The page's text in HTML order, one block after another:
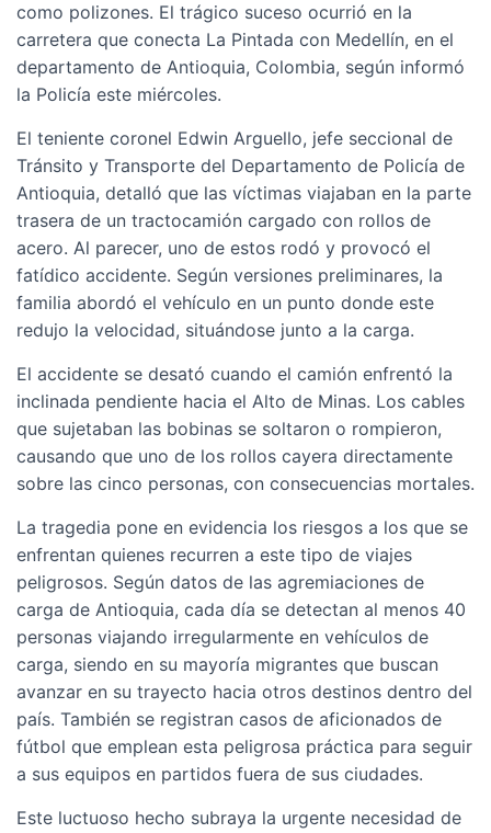
como polizones. El trágico suceso ocurrió en la
carretera que conecta La Pintada con Medellín, en el
departamento de Antioquia, Colombia, según informó
la Policía este miércoles.
El teniente coronel Edwin Arguello, jefe seccional de
Tránsito y Transporte del Departamento de Policía de
Antioquia, detalló que las víctimas viajaban en la parte
trasera de un tractocamión cargado con rollos de
acero. Al parecer, uno de estos rodó y provocó el
fatídico accidente. Según versiones preliminares, la
familia abordó el vehículo en un punto donde este
redujo la velocidad, situándose junto a la carga.
El accidente se desató cuando el camión enfrentó la
inclinada pendiente hacia el Alto de Minas. Los cables
que sujetaban las bobinas se soltaron o rompieron,
causando que uno de los rollos cayera directamente
sobre las cinco personas, con consecuencias mortales.
La tragedia pone en evidencia los riesgos a los que se
enfrentan quienes recurren a este tipo de viajes
peligrosos. Según datos de las agremiaciones de
carga de Antioquia, cada día se detectan al menos 40
personas viajando irregularmente en vehículos de
carga, siendo en su mayoría migrantes que buscan
avanzar en su trayecto hacia otros destinos dentro del
país. También se registran casos de aficionados de
fútbol que emplean esta peligrosa práctica para seguir
a sus equipos en partidos fuera de sus ciudades.
Este luctuoso hecho subraya la urgente necesidad de